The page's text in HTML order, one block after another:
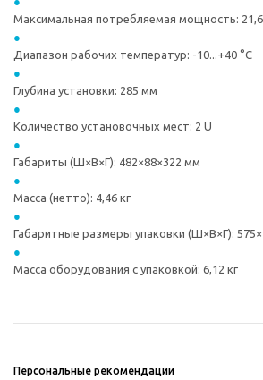
Максимальная потребляемая мощность:
Диапазон рабочих температур: -10...+40 °С
Глубина установки: 285 мм
Количество установочных мест: 2 U
Габариты (Ш×В×Г): 482×88×322 мм
Масса (нетто): 4,46 кг
Габаритные размеры упаковки (Ш×В×Г):
Масса оборудования с упаковкой: 6,12 кг
Персональные рекомендации